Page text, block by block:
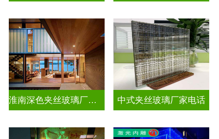
淮南深色夹丝玻璃厂家地址 中式夹丝玻璃厂家电话